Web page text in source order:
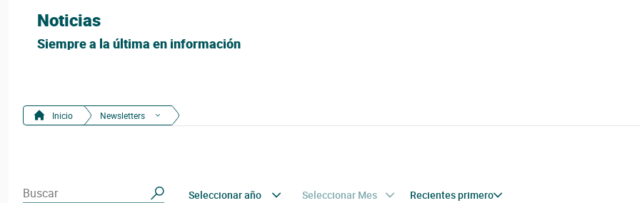
Noticias
Siempre a la última en información
Inicio Newsletters
Buscar Seleccionar año Seleccionar Mes Recientes primero